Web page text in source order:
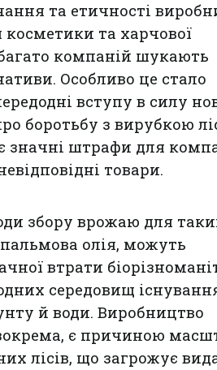
та етичності
косметики та харчової
компаній шукають
Особливо це стало
вступу в силу
боротьбу з вирубкою
значні штрафи для
товари.
збору врожаю для
пальмова олія, можуть
втрати
середовищ
й води. Виробництво
є причиною
лісів, що загрожує